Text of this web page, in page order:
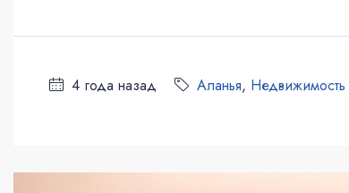
4 года назад Аланья, Недвижимость